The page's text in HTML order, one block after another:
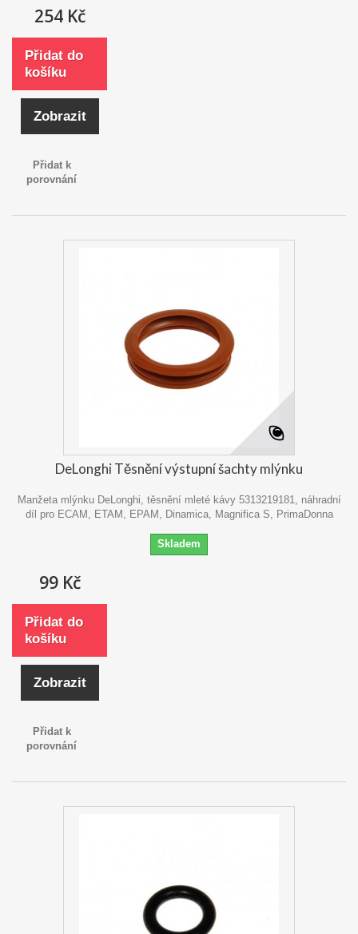
254 Kč
Přidat do
košíku
Zobrazit
Přidat k
porovnání
DeLonghi Těsnění výstupní šachty mlýnku
Manžeta mlýnku DeLonghi, těsnění mleté kávy 5313219181, náhradní
díl pro ECAM, ETAM, EPAM, Dinamica, Magnifica S, PrimaDonna
Skladem
99 Kč
Přidat do
košíku
Zobrazit
Přidat k
porovnání